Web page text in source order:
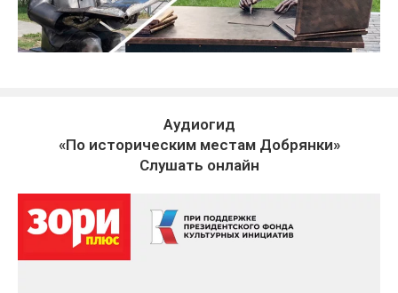
Аудиогид
«По историческим местам Добрянки»
Слушать онлайн